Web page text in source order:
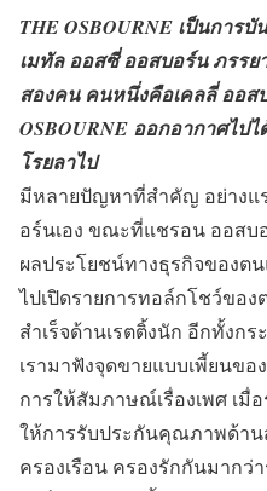
THE OSBOURNE เป็นการ
เมทัล ออสซี่ ออสบอร์น ภรร
สองคน คนหนึ่งคือเคลลี่ ออส
OSBOURNE ออกอากาศไ
โรยลาไป
มีหลายปัญหาที่สำคัญ อย่าง
อร์นเอง ขณะที่แชรอน ออสบ
ผลประโยชน์ทางธุรกิจของต
ไปเปิดรายการทอล์กโชว์ขอ
สำเร็จด้านเรตติ้งนัก อีกทั้งก
เรามาฟังจุดขายแบบเพี้ยนข
การให้สัมภาษณ์เรื่องเพศ เมื่
ให้การรับประกันคุณภาพด้า
ครองเรือน ครองรักกันมากว่